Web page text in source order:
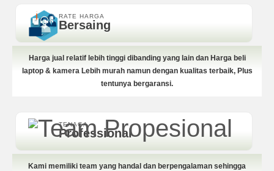
RATE HARGA
Bersaing
Harga jual relatif lebih tinggi dibanding yang lain dan Harga beli
laptop & kamera Lebih murah namun dengan kualitas terbaik, Plus
tentunya bergaransi.
TENAGA
Professional
Kami memiliki team yang handal dan berpengalaman sehingga